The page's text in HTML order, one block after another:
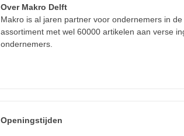
Over Makro Delft
Makro is al jaren partner voor ondernemers in
assortiment met wel 60000 artikelen aan verse
ondernemers.
Openingstijden